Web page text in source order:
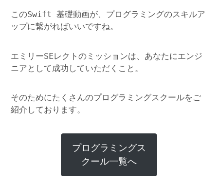
このSwift 基礎動画が、プログラミングのスキルア
ップに繋がればいいですね。
エミリーSEレクトのミッションは、あなたにエンジ
ニアとして成功していただくこと。
そのためにたくさんのプログラミングスクールをご
紹介しております。
プログラミングス
クール一覧へ